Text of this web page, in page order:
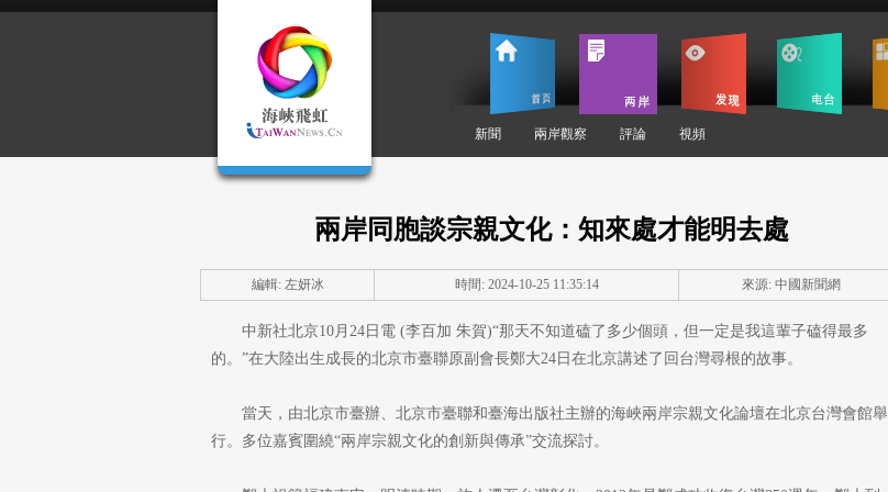
新聞 兩岸觀察 評論 視頻
兩岸同胞談宗親文化：知來處才能明去處
編輯: 左妍冰 時間: 2024-10-25 11:35:14 來源: 中國新聞網
中新社北京10月24日電 (李百加 朱賀)“那天不知道磕了多少個頭，但一定是我這輩子磕得最多
的。”在大陸出生成長的北京市臺聯原副會長鄭大24日在北京講述了回台灣尋根的故事。
當天，由北京市臺辦、北京市臺聯和臺海出版社主辦的海峽兩岸宗親文化論壇在北京台灣會館舉
行。多位嘉賓圍繞“兩岸宗親文化的創新與傳承”交流探討。